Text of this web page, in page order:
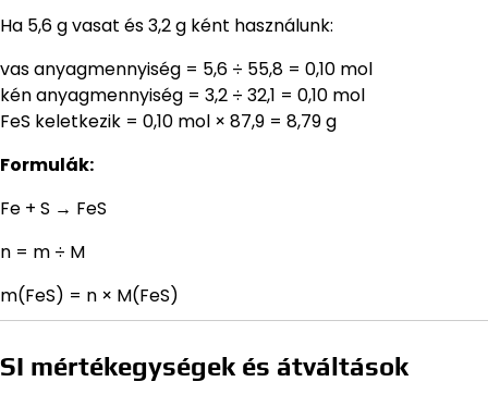
Ha 5,6 g vasat és 3,2 g ként használunk:
vas anyagmennyiség = 5,6 ÷ 55,8 = 0,10 mol
kén anyagmennyiség = 3,2 ÷ 32,1 = 0,10 mol
FeS keletkezik = 0,10 mol × 87,9 = 8,79 g
Formulák:
Fe + S → FeS
n = m ÷ M
m(FeS) = n × M(FeS)
SI mértékegységek és átváltások